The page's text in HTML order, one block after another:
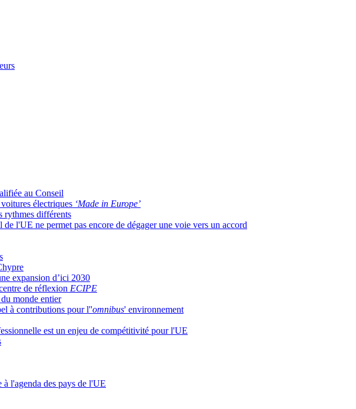
au Conseil
électriques ‘Made in Europe’
rythmes différents
l'UE ne permet pas encore de dégager une voie vers un accord
expansion d’ici 2030
de réflexion ECIPE
monde entier
à contributions pour l''omnibus' environnement
est un enjeu de compétitivité pour l'UE
l'agenda des pays de l'UE